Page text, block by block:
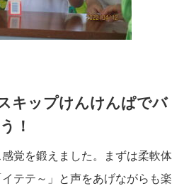
キップけんけんぱでバ
！
覚を鍛えました。まずは柔軟体
テテ～」と声をあげながらも楽